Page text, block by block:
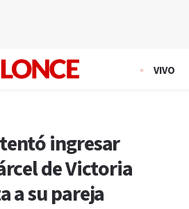
VIVO
ingresar
de Victoria
a su pareja